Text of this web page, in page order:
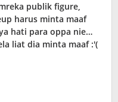
publik figure,
harus minta maaf
hati para oppa nie…
liat dia minta maaf :'(